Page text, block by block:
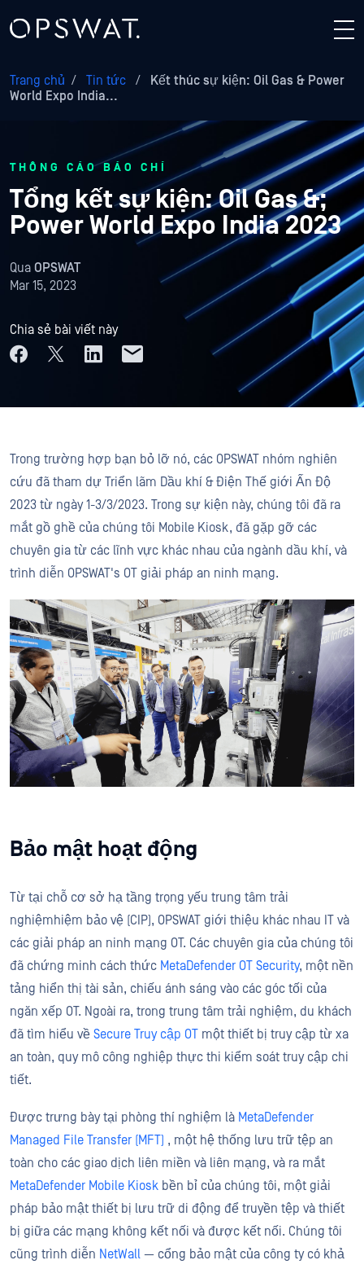
Trang chủ / Tin tức /
Kết thúc sự kiện: Oil Gas & Power
World Expo India...
THÔNG CÁO BÁO CHÍ
Tổng kết sự kiện: Oil Gas &;
Power World Expo India 2023
Qua OPSWAT
Mar 15, 2023
Chia sẻ bài viết này
Trong trường hợp bạn bỏ lỡ nó, các OPSWAT nhóm nghiên
cứu đã tham dự Triển lãm Dầu khí & Điện Thế giới Ấn Độ
2023 từ ngày 1-3/3/2023. Trong sự kiện này, chúng tôi đã ra
mắt gồ ghề của chúng tôi Mobile Kiosk, đã gặp gỡ các
chuyên gia từ các lĩnh vực khác nhau của ngành dầu khí, và
trình diễn OPSWAT's OT giải pháp an ninh mạng.
Bảo mật hoạt động
Từ tại chỗ cơ sở hạ tầng trọng yếu trung tâm trải
nghiệmhiệm bảo vệ (CIP), OPSWAT giới thiệu khác nhau IT và
các giải pháp an ninh mạng OT. Các chuyên gia của chúng tôi
đã chứng minh cách thức MetaDefender OT Security, một nền
tảng hiển thị tài sản, chiếu ánh sáng vào các góc tối của
ngăn xếp OT. Ngoài ra, trong trung tâm trải nghiệm, du khách
đã tìm hiểu về Secure Truy cập OT một thiết bị truy cập từ xa
an toàn, quy mô công nghiệp thực thi kiểm soát truy cập chi
tiết.
Được trưng bày tại phòng thí nghiệm là MetaDefender
Managed File Transfer (MFT) , một hệ thống lưu trữ tệp an
toàn cho các giao dịch liên miền và liên mạng, và ra mắt
MetaDefender Mobile Kiosk bền bỉ của chúng tôi, một giải
pháp bảo mật thiết bị lưu trữ di động để truyền tệp và thiết
bị giữa các mạng không kết nối và được kết nối. Chúng tôi
cũng trình diễn NetWall — cổng bảo mật của công ty có khả